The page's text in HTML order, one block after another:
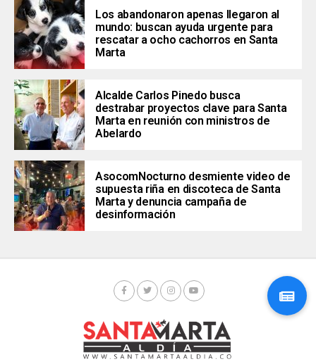
Los abandonaron apenas llegaron al
mundo: buscan ayuda urgente para
rescatar a ocho cachorros en Santa
Marta
Alcalde Carlos Pinedo busca
destrabar proyectos clave para Santa
Marta en reunión con ministros de
Abelardo
AsocomNocturno desmiente video de
supuesta riña en discoteca de Santa
Marta y denuncia campaña de
desinformación